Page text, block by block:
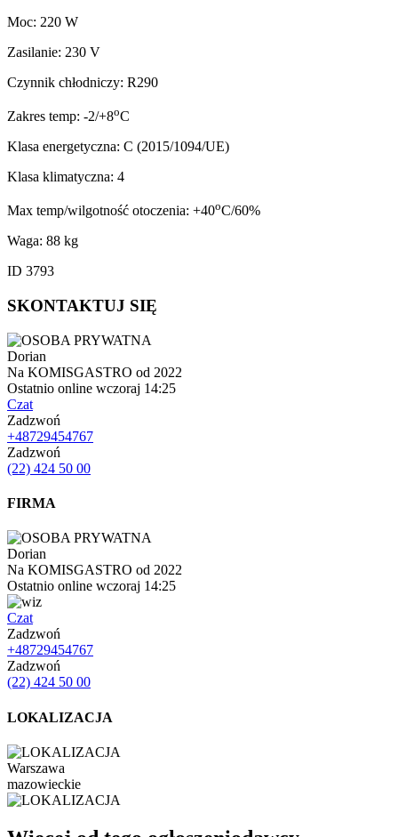
Moc: 220 W
Zasilanie: 230 V
Czynnik chłodniczy: R290
Zakres temp: -2/+8oC
Klasa energetyczna: C (2015/1094/UE)
Klasa klimatyczna: 4
Max temp/wilgotność otoczenia: +40oC/60%
Waga: 88 kg
ID 3793
SKONTAKTUJ SIĘ
Dorian
Na KOMISGASTRO od 2022
Ostatnio online wczoraj 14:25
Czat
Zadzwoń
+48729454767
Zadzwoń
(22) 424 50 00
FIRMA
Dorian
Na KOMISGASTRO od 2022
Ostatnio online wczoraj 14:25
Czat
Zadzwoń
+48729454767
Zadzwoń
(22) 424 50 00
LOKALIZACJA
Warszawa
mazowieckie